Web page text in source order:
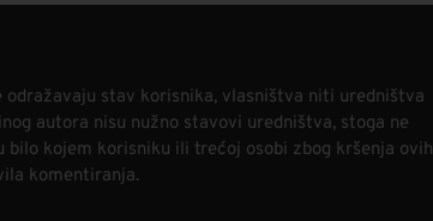
stav korisnika, vlasništva niti uredništva
autora nisu nužno stavovi uredništva, stoga ne
kojem korisniku ili trećoj osobi zbog kršenja ovih
komentiranja.